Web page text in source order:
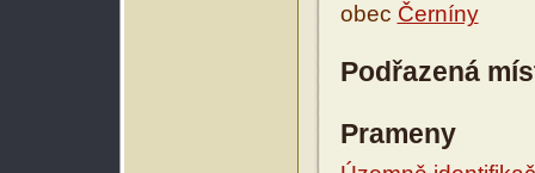
obec Černíny
Podřazená
Prameny